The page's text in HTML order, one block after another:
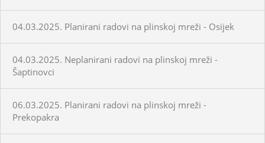
04.03.2025. Planirani radovi na plinskoj mreži - Osijek
04.03.2025. Neplanirani radovi na plinskoj mreži -
Šaptinovci
06.03.2025. Planirani radovi na plinskoj mreži -
Prekopakra